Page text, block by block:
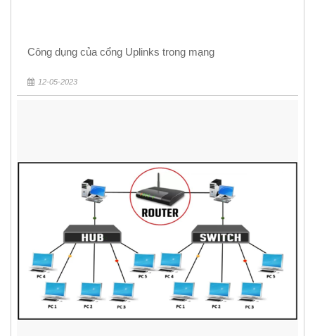
Công dụng của cổng Uplinks trong mạng
12-05-2023